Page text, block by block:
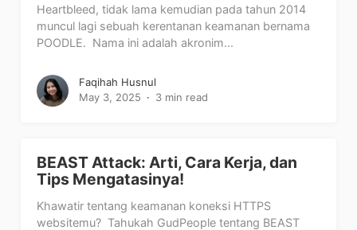
Heartbleed, tidak lama kemudian pada tahun 2014
muncul lagi sebuah kerentanan keamanan bernama
POODLE. Nama ini adalah akronim...
Faqihah Husnul
May 3, 2025
3 min read
BEAST Attack: Arti, Cara Kerja, dan
Tips Mengatasinya!
Khawatir tentang keamanan koneksi HTTPS
websitemu? Tahukah GudPeople tentang BEAST